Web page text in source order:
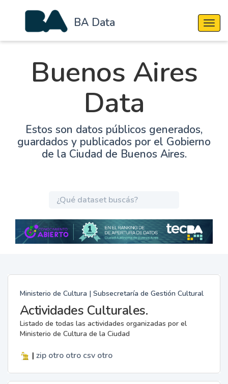
BA Data
Buenos Aires
Data
Estos son datos públicos generados,
guardados y publicados por el Gobierno
de la Ciudad de Buenos Aires.
Ministerio de Cultura | Subsecretaría de Gestión Cultural
Actividades Culturales.
Listado de todas las actividades organizadas por el
Ministerio de Cultura de la Ciudad
| zip otro otro csv otro